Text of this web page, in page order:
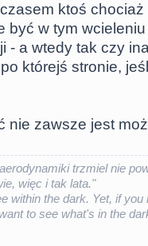
ktoś
być w tym wcieleniu
- a wtedy tak czy
którejś stronie,
nie zawsze jest
trzmiel nie
więc i tak lata."
within the dark. Yet, if
to see what's in the